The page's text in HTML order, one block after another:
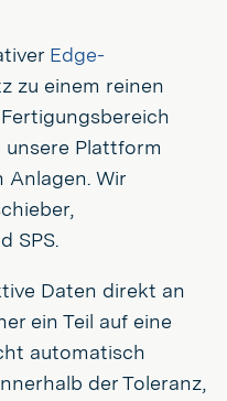
Edge-
zu einem reinen
Plattform
Wir
SPS.
Daten direkt an
ein Teil auf eine
automatisch
der Toleranz,